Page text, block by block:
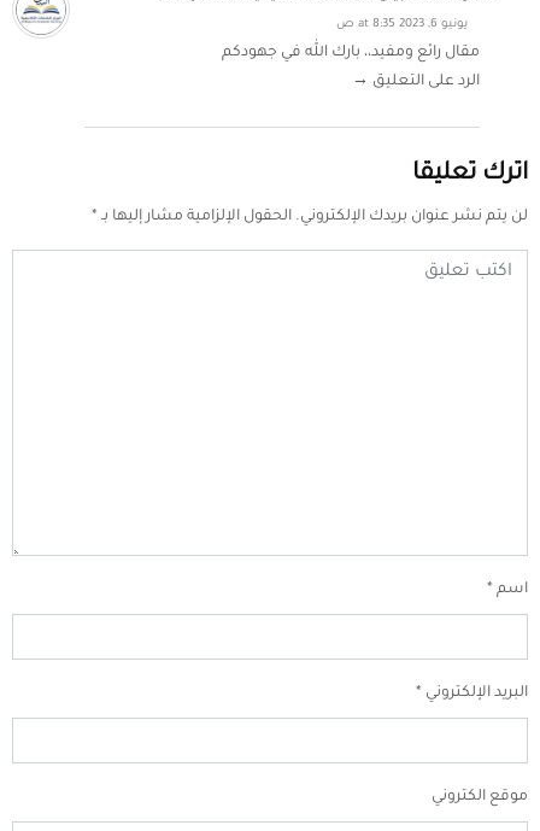
يونيو 6, 2023 at 8:35 ص
مقال رائع ومفيد،، بارك الله في جهودكم
الرد على التعليق →
اترك تعليقا
لن يتم نشر عنوان بريدك الإلكتروني. الحقول الإلزامية مشار إليها بـ *
اسم *
البريد الإلكتروني *
موقع الكتروني